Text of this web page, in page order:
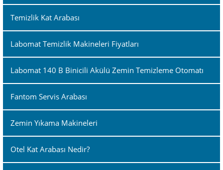
Temizlik Kat Arabası
Labomat Temizlik Makineleri Fiyatları
Labomat 140 B Binicili Akülü Zemin Temizleme Otomatı
Fantom Servis Arabası
Zemin Yıkama Makineleri
Otel Kat Arabası Nedir?